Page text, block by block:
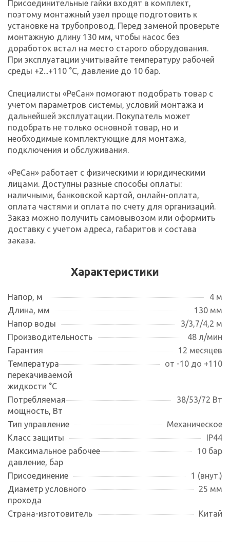
Присоединительные гайки входят в комплект,
поэтому монтажный узел проще подготовить к
установке на трубопровод. Перед заменой проверьте
монтажную длину 130 мм, чтобы насос без
доработок встал на место старого оборудования.
При эксплуатации учитывайте температуру рабочей
среды +2...+110 °C, давление до 10 бар.
Специалисты «РеСан» помогают подобрать товар с
учетом параметров системы, условий монтажа и
дальнейшей эксплуатации. Покупатель может
подобрать не только основной товар, но и
необходимые комплектующие для монтажа,
подключения и обслуживания.
«РеСан» работает с физическими и юридическими
лицами. Доступны разные способы оплаты:
наличными, банковской картой, онлайн-оплата,
оплата частями и оплата по счету для организаций.
Заказ можно получить самовывозом или оформить
доставку с учетом адреса, габаритов и состава
заказа.
Характеристики
Напор, м
4 м
Длина, мм
130 мм
Напор воды
3/3,7/4,2 м
Производительность
48 л/мин
Гарантия
12 месяцев
Температура
перекачиваемой
жидкости °С
от -10 до +110
Потребляемая
мощность, Вт
38/53/72 Вт
Тип управление
Механическое
Класс защиты
IP44
Максимальное рабочее
давление, бар
10 бар
Присоединение
1 (внут.)
Диаметр условного
прохода
25 мм
Страна-изготовитель Китай